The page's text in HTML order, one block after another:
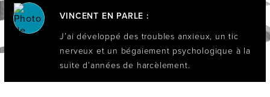
VINCENT EN PARLE :
J’ai développé des troubles anxieux, un tic
nerveux et un bégaiement psychologique à la
suite d’années de harcèlement.